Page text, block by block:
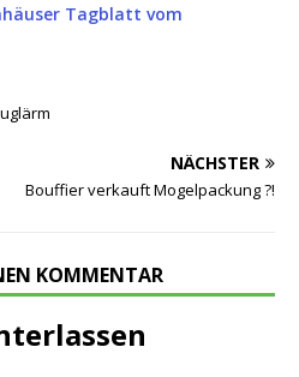
Tagblatt vom
NÄCHSTER
Bouffier verkauft Mogelpackung ?!
KOMMENTAR